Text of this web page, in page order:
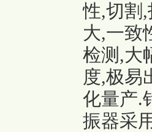
性,切割
大,一致
检测,大
度,极易
化量产.
振器采